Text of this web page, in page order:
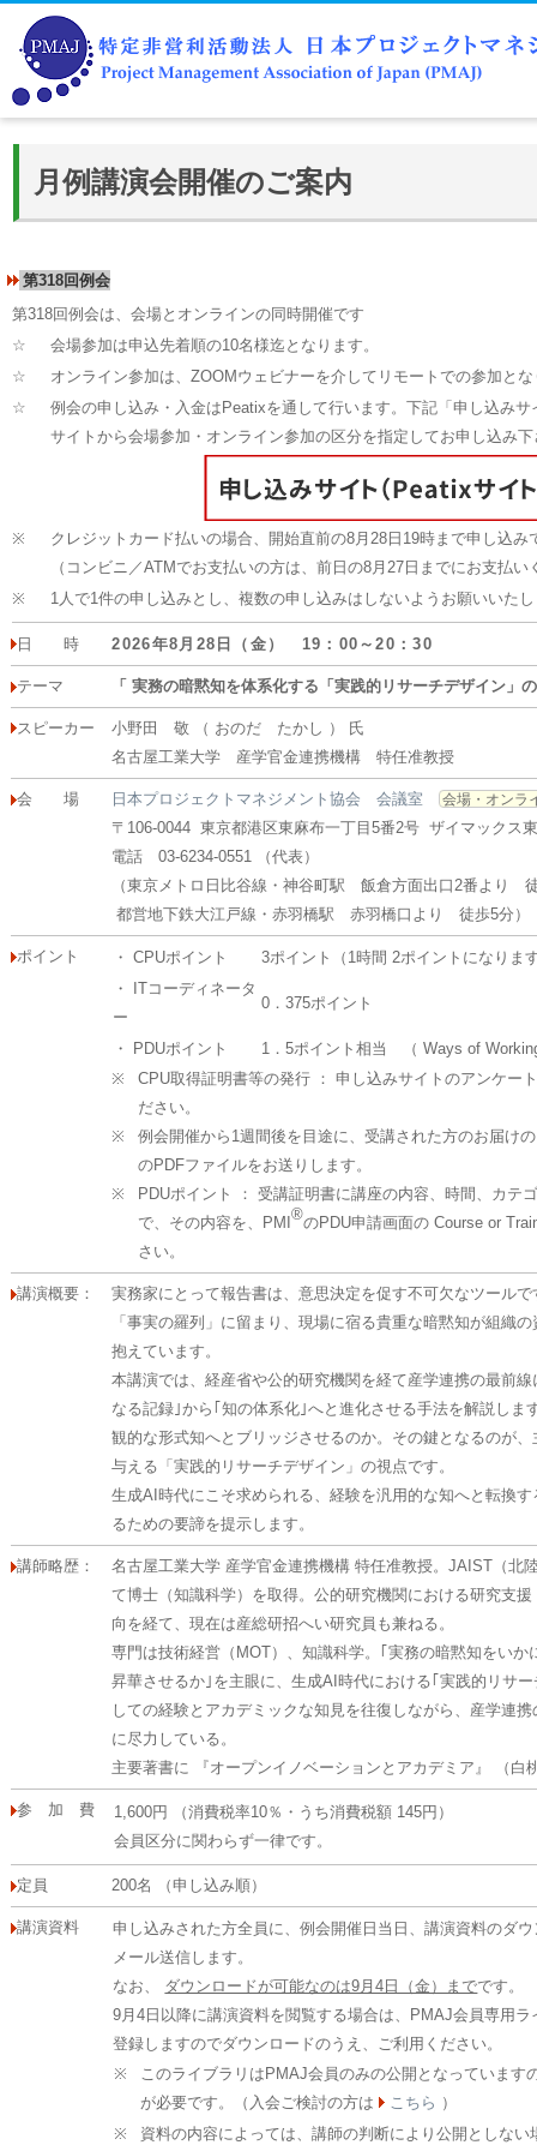
月例講演会開催のご案内
第318回例会
第318回例会は、会場とオンラインの同時開催です
☆
会場参加は申込先着順の10名様迄となります。
☆
オンライン参加は、ZOOMウェビナーを介してリモートでの参加と
☆
例会の申し込み・入金はPeatixを通して行います。下記「申し込み
サイトから会場参加・オンライン参加の区分を指定してお申し込み
※
クレジットカード払いの場合、開始直前の8月28日19時まで申し込み
（コンビニ／ATMでお支払いの方は、前日の8月27日までにお支払い
※
1人で1件の申し込みとし、複数の申し込みはしないようお願いいた
日 時 2026年8月28日（金） 19：00～20：30
テーマ 「 実務の暗黙知を体系化する「実践的リサーチデザイン」
スピーカー 小野田 敬 （ おのだ たかし ） 氏
名古屋工業大学 産学官金連携機構 特任准教授
会 場 日本プロジェクトマネジメント協会 会議室 会場・オンラ
〒106-0044 東京都港区東麻布一丁目5番2号 ザイマックス
電話 03-6234-0551 （代表）
（東京メトロ日比谷線・神谷町駅 飯倉方面出口2番より
都営地下鉄大江戸線・赤羽橋駅 赤羽橋口より 徒歩5分）
ポイント ・ CPUポイント
3ポイント（1時間 2ポイントになりま
・ ITコーディネータ
ー
0．375ポイント
・ PDUポイント
1．5ポイント相当 （ Ways of
※
CPU取得証明書等の発行 ： 申し込みサイトのアンケー
ださい。
※
例会開催から1週間後を目途に、受講された方のお届け
のPDFファイルをお送りします。
※
PDUポイント ： 受講証明書に講座の内容、時間、カテ
で、その内容を、PMI
®
のPDU申請画面の Course or
さい。
講演概要：
実務家にとって報告書は、意思決定を促す不可欠なツール
「事実の羅列」に留まり、現場に宿る貴重な暗黙知が組織
抱えています。
本講演では、経産省や公的研究機関を経て産学連携の最前
なる記録｣から｢知の体系化｣へと進化させる手法を解説しま
観的な形式知へとブリッジさせるのか。その鍵となるのが
与える「実践的リサーチデザイン」の視点です。
生成AI時代にこそ求められる、経験を汎用的な知へと転換
るための要諦を提示します。
講師略歴：
名古屋工業大学 産学官金連携機構 特任准教授。JAIST（北
て博士（知識科学）を取得。公的研究機関における研究支
向を経て、現在は産総研招へい研究員も兼ねる。
専門は技術経営（MOT）、知識科学。｢実務の暗黙知をいか
昇華させるか｣を主眼に、生成AI時代における｢実践的リサ
しての経験とアカデミックな知見を往復しながら、産学連
に尽力している。
主要著書に 『オープンイノベーションとアカデミア』 （白
参 加 費
1,600円 （消費税率10％・うち消費税額 145円）
会員区分に関わらず一律です。
定員 200名 （申し込み順）
講演資料
申し込みされた方全員に、例会開催日当日、講演資料のダ
メール送信します。
なお、 ダウンロードが可能なのは9月4日（金）までです。
9月4日以降に講演資料を閲覧する場合は、PMAJ会員専用ラ
登録しますのでダウンロードのうえ、ご利用ください。
※
このライブラリはPMAJ会員のみの公開となっています
が必要です。（入会ご検討の方は
こちら ）
※
資料の内容によっては、講師の判断により公開としな